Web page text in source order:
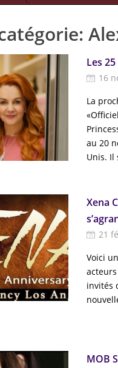
À
THE
Les
16
La
au 20
Unis. Il
Xena
21
Voici
invités
MOB